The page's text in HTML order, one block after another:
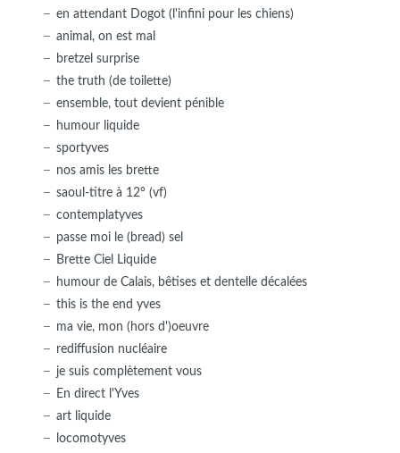
en attendant Dogot (l'infini pour les chiens)
animal, on est mal
bretzel surprise
the truth (de toilette)
ensemble, tout devient pénible
humour liquide
sportyves
nos amis les brette
saoul-titre à 12° (vf)
contemplatyves
passe moi le (bread) sel
Brette Ciel Liquide
humour de Calais, bêtises et dentelle décalées
this is the end yves
ma vie, mon (hors d')oeuvre
rediffusion nucléaire
je suis complètement vous
En direct l'Yves
art liquide
locomotyves